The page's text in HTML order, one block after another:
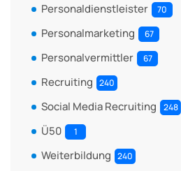
Personaldienstleister 70
Personalmarketing 67
Personalvermittler 67
Recruiting 240
Social Media Recruiting 248
Ü50 1
Weiterbildung 240